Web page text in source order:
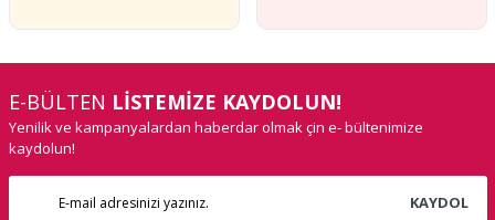
E-BÜLTEN LİSTEMİZE KAYDOLUN!
Yenilik ve kampanyalardan haberdar olmak çin e- bültenimize
kaydolun!
KAYDOL